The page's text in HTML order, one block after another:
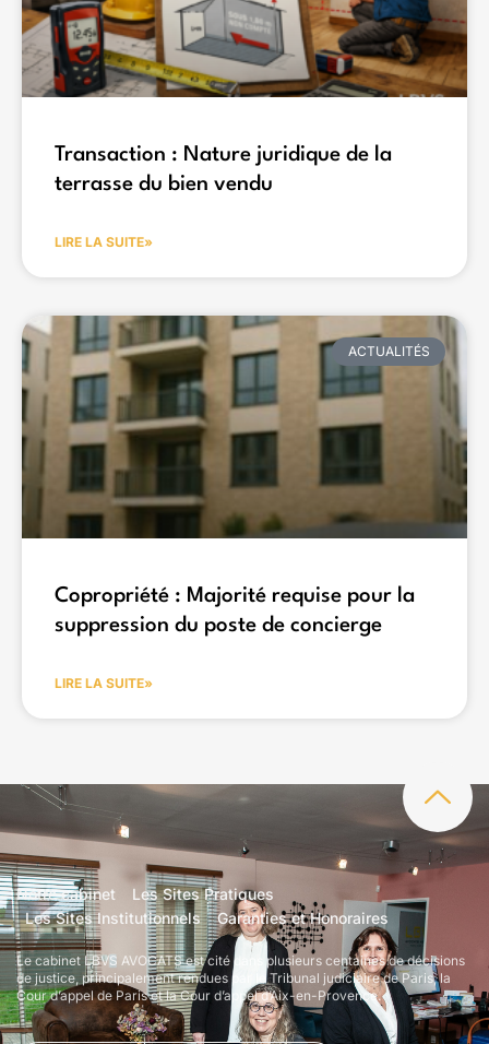
Transaction : Nature juridique de la
terrasse du bien vendu
LIRE LA SUITE»
ACTUALITÉS
Copropriété : Majorité requise pour la
suppression du poste de concierge
LIRE LA SUITE»
Notre cabinet
Les Sites Pratiques
Les Sites Institutionnels
Garanties et Honoraires
Le cabinet LBVS AVOCATS est cité dans plusieurs centaines de décisions
de justice, principalement rendues par le Tribunal judiciaire de Paris, la
Cour d’appel de Paris et la Cour d’appel d’Aix-en-Provence.